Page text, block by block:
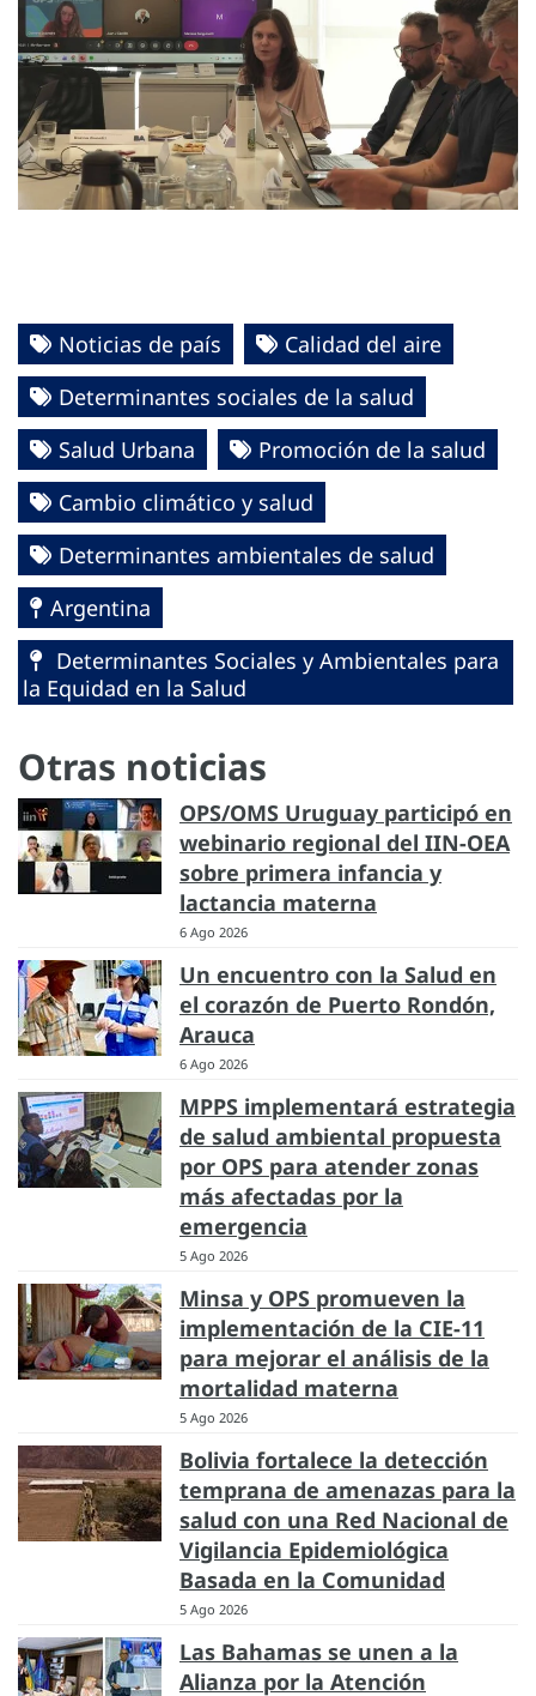
Noticias de país
Calidad del aire
Determinantes sociales de la salud
Salud Urbana
Promoción de la salud
Cambio climático y salud
Determinantes ambientales de salud
Argentina
Determinantes Sociales y Ambientales para
la Equidad en la Salud
Otras noticias
OPS/OMS Uruguay participó en
webinario regional del IIN-OEA
sobre primera infancia y
lactancia materna
6 Ago 2026
Un encuentro con la Salud en
el corazón de Puerto Rondón,
Arauca
6 Ago 2026
MPPS implementará estrategia
de salud ambiental propuesta
por OPS para atender zonas
más afectadas por la
emergencia
5 Ago 2026
Minsa y OPS promueven la
implementación de la CIE-11
para mejorar el análisis de la
mortalidad materna
5 Ago 2026
Bolivia fortalece la detección
temprana de amenazas para la
salud con una Red Nacional de
Vigilancia Epidemiológica
Basada en la Comunidad
5 Ago 2026
Las Bahamas se unen a la
Alianza por la Atención